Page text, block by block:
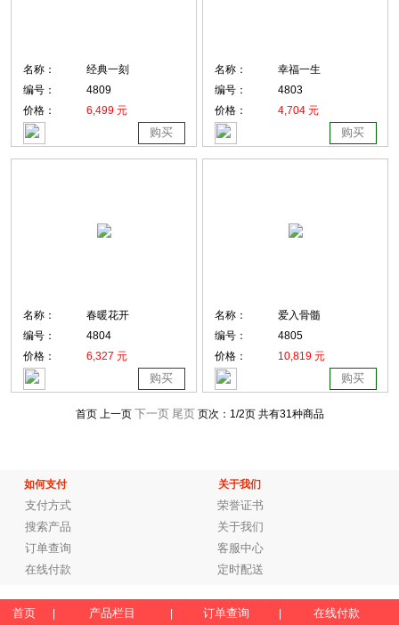
名称：
经典一刻
编号：
4809
价格：
6,499 元
购买
名称：
幸福一生
编号：
4803
价格：
4,704 元
购买
名称：
春暖花开
编号：
4804
价格：
6,327 元
购买
名称：
爱入骨髓
编号：
4805
价格：
10,819 元
购买
首页 上一页 下一页 尾页 页次： 1/2页 共有31种商品
如何支付 关于我们
支付方式
荣誉证书
搜索产品
关于我们
订单查询
客服中心
在线付款
定时配送
首页 产品栏目 订单查询 在线付款